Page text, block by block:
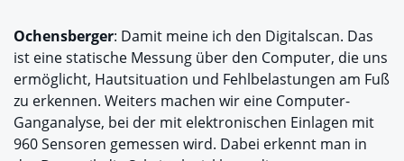
Ochensberger: Damit meine ich den Digitalscan. Das
ist eine statische Messung über den Computer, die uns
ermöglicht, Hautsituation und Fehlbelastungen am Fuß
zu erkennen. Weiters machen wir eine Computer-
Ganganalyse, bei der mit elektronischen Einlagen mit
960 Sensoren gemessen wird. Dabei erkennt man in